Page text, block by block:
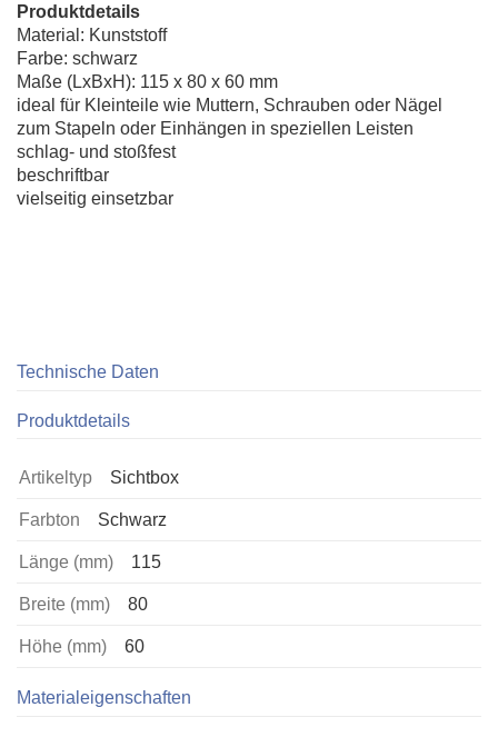
Produktdetails
Material: Kunststoff
Farbe: schwarz
Maße (LxBxH): 115 x 80 x 60 mm
ideal für Kleinteile wie Muttern, Schrauben oder Nägel
zum Stapeln oder Einhängen in speziellen Leisten
schlag- und stoßfest
beschriftbar
vielseitig einsetzbar
Technische Daten
Produktdetails
Artikeltyp Sichtbox
Farbton Schwarz
Länge (mm) 115
Breite (mm) 80
Höhe (mm) 60
Materialeigenschaften